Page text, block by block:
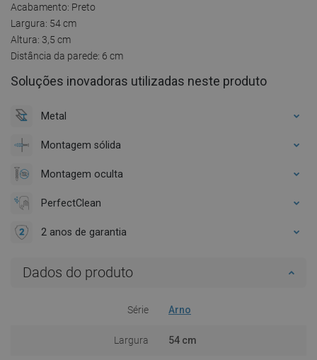
Acabamento: Preto
Largura: 54 cm
Altura: 3,5 cm
Distância da parede: 6 cm
Soluções inovadoras utilizadas neste produto
Metal
Montagem sólida
Montagem oculta
PerfectClean
2 anos de garantia
Dados do produto
Série Arno
Largura 54 cm